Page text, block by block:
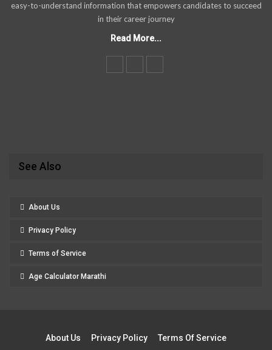
easy-to-understand information that empowers candidates to succeed
in their career journey
Read More...
See Also
About Us
Privacy Policy
Terms of Service
Age Calculator Marathi
About Us Privacy Policy Terms Of Service